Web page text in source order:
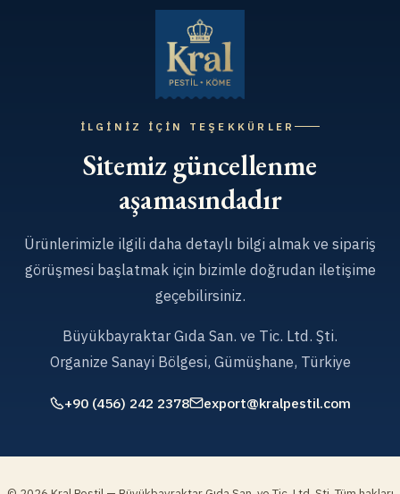
İLGINIZ İÇIN TEŞEKKÜRLER
Sitemiz güncellenme
aşamasındadır
Ürünlerimizle ilgili daha detaylı bilgi almak ve sipariş
görüşmesi başlatmak için bizimle doğrudan iletişime
geçebilirsiniz.
Büyükbayraktar Gıda San. ve Tic. Ltd. Şti.
Organize Sanayi Bölgesi, Gümüşhane, Türkiye
+90 (456) 242 2378 export@kralpestil.com